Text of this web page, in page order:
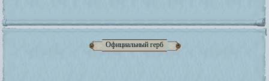
Официальный герб